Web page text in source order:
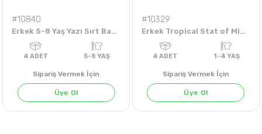
#10840
Erkek 5-8 Yaş Yazı Sırt Baskılı Tişört
Sipariş Vermek İçin
Üye Ol
#10329
Erkek Tropical Stat of Mind Baskılı 1-4 Yaş Tişört
Sipariş Vermek İçin
Üye Ol